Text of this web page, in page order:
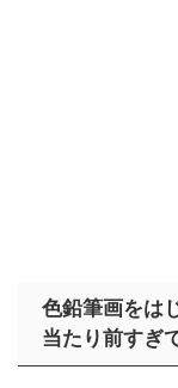
色鉛筆画をは
当たり前すぎ